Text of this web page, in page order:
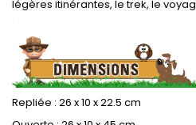
légères itinérantes, le trek, le
.
Repliée : 26 x 10 x 22.5 cm